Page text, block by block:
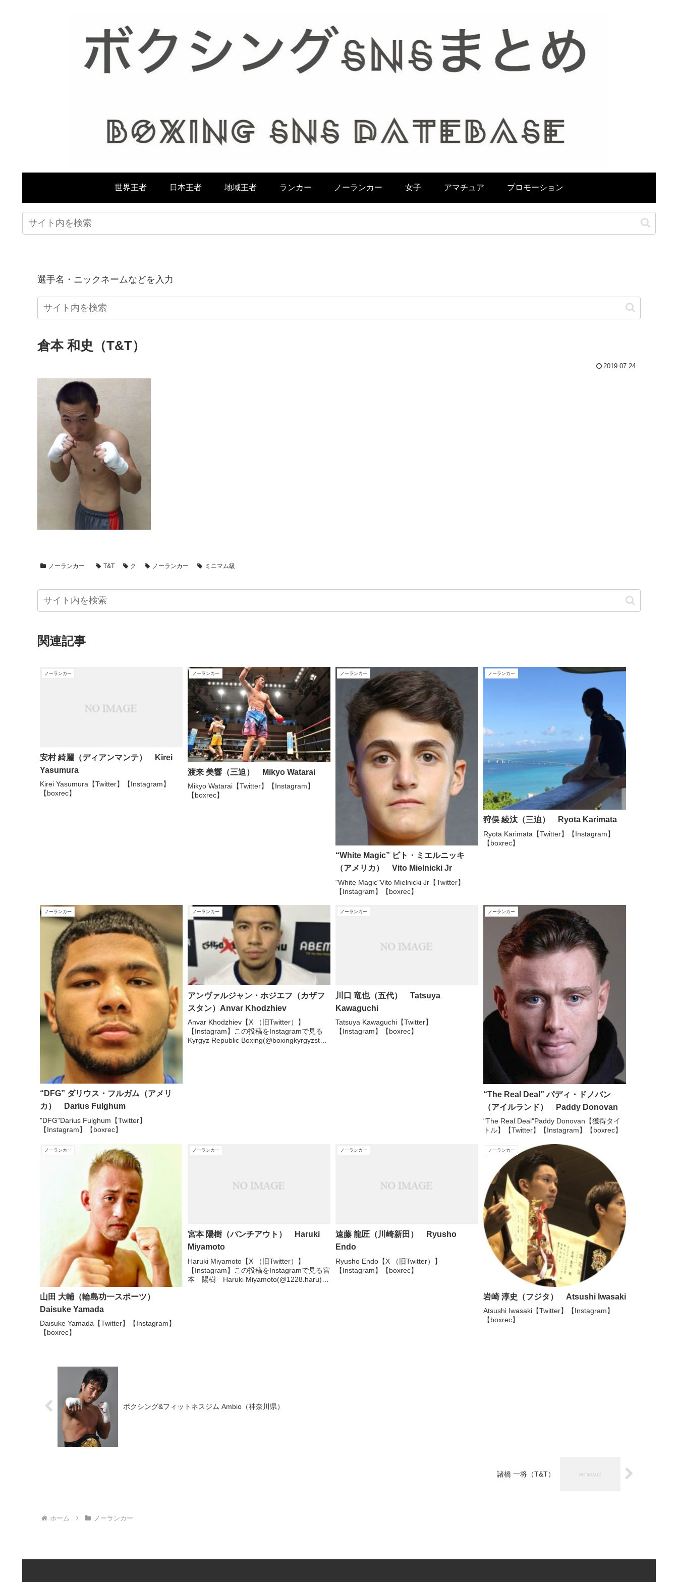
世界王者 日本王者 地域王者 ランカー ノーランカー 女子 アマチュア プロモーション
選手名・ニックネームなどを入力
倉本 和史（T&T）
2019.07.24
ノーランカー T&T ク ノーランカー ミニマム級
関連記事
ノーランカー
安村 綺麗（ディアンマンテ） Kirei
Yasumura
Kirei Yasumura【Twitter】【Instagram】
【boxrec】
ノーランカー
渡来 美響（三迫） Mikyo Watarai
Mikyo Watarai【Twitter】【Instagram】
【boxrec】
ノーランカー
“White Magic” ビト・ミエルニッキ
（アメリカ） Vito Mielnicki Jr
"White Magic"Vito Mielnicki Jr【Twitter】
【Instagram】【boxrec】
ノーランカー
狩俣 綾汰（三迫） Ryota Karimata
Ryota Karimata【Twitter】【Instagram】
【boxrec】
ノーランカー
“DFG” ダリウス・フルガム（アメリ
カ） Darius Fulghum
"DFG"Darius Fulghum【Twitter】
【Instagram】【boxrec】
ノーランカー
アンヴァルジャン・ホジエフ（カザフ
スタン）Anvar Khodzhiev
Anvar Khodzhiev【X （旧Twitter）】
【Instagram】この投稿をInstagramで見る
Kyrgyz Republic Boxing(@boxingkyrgyzstan)
ノーランカー
川口 竜也（五代） Tatsuya
Kawaguchi
Tatsuya Kawaguchi【Twitter】
【Instagram】【boxrec】
ノーランカー
“The Real Deal” パディ・ドノバン
（アイルランド） Paddy Donovan
"The Real Deal"Paddy Donovan【獲得タイ
トル】【Twitter】【Instagram】【boxrec】
ノーランカー
山田 大輔（輪島功一スポーツ）
Daisuke Yamada
Daisuke Yamada【Twitter】【Instagram】
【boxrec】
ノーランカー
宮本 陽樹（パンチアウト） Haruki
Miyamoto
Haruki Miyamoto【X （旧Twitter）】
【Instagram】この投稿をInstagramで見る宮
本 陽樹 Haruki Miyamoto(@1228.haru)が
ノーランカー
遠藤 龍匠（川崎新田） Ryusho
Endo
Ryusho Endo【X （旧Twitter）】
【Instagram】【boxrec】
ノーランカー
岩崎 淳史（フジタ） Atsushi Iwasaki
Atsushi Iwasaki【Twitter】【Instagram】
【boxrec】
ボクシング&フィットネスジム Ambio（神奈川県）
諸橋 一将（T&T）
ホーム ノーランカー